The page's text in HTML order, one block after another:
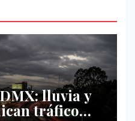
lluvia y
tráfico